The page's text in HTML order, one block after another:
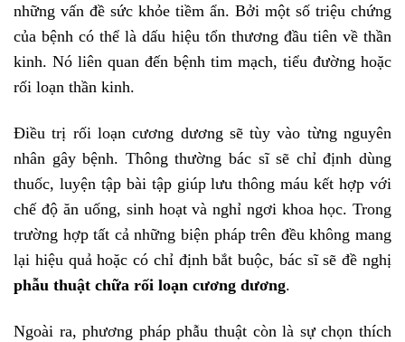
những vấn đề sức khỏe tiềm ẩn. Bởi một số triệu chứng
của bệnh có thể là dấu hiệu tổn thương đầu tiên về thần
kinh. Nó liên quan đến bệnh tim mạch, tiểu đường hoặc
rối loạn thần kinh.
Điều trị rối loạn cương dương sẽ tùy vào từng nguyên
nhân gây bệnh. Thông thường bác sĩ sẽ chỉ định dùng
thuốc, luyện tập bài tập giúp lưu thông máu kết hợp với
chế độ ăn uống, sinh hoạt và nghỉ ngơi khoa học. Trong
trường hợp tất cả những biện pháp trên đều không mang
lại hiệu quả hoặc có chỉ định bắt buộc, bác sĩ sẽ đề nghị
phẫu thuật chữa rối loạn cương dương.
Ngoài ra, phương pháp phẫu thuật còn là sự chọn thích